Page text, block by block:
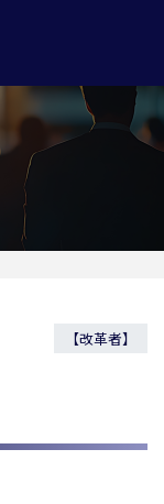
【改革者】